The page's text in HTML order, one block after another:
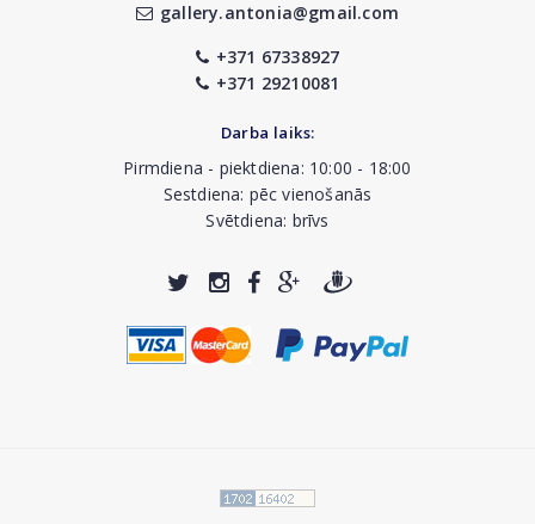
gallery.antonia@gmail.com
+371 67338927
+371 29210081
Darba laiks:
Pirmdiena - piektdiena: 10:00 - 18:00
Sestdiena: pēc vienošanās
Svētdiena: brīvs